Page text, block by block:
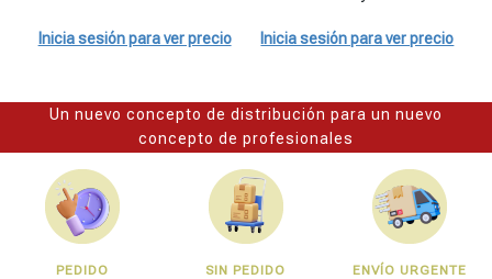
Inicia sesión para ver precio Inicia sesión para ver precio
Un nuevo concepto de distribución para un nuevo
concepto de profesionales
PEDIDO
SIN PEDIDO
ENVÍO URGENTE